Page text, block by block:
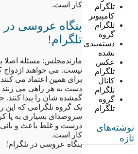
تلگرام
کامپیوتر
تلگرام
گروه
دسته‌بندی
نشده
عکس
تلگرام
کانال
تلگرام
گروه
تلگرام
نوشته‌های
تازه
کار است.
بنگاه عروسی در
تلگرام!
مازندمجلس: مسئله اصلا
نیست. می خواهند ازدواج
برای همین اعتماد می
دست به هر راهی می زنند
گمشده شان را پیدا کنند.
یک گروه تلگرامی که این
سروصدای بسیاری به پا
درست و غلط باعث و بانی
کار است.
بنگاه عروسی در تلگرام!